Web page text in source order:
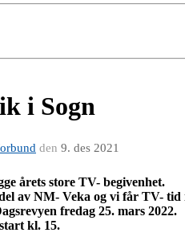
i Sogn
den 9. des 2021
årets store TV- begivenhet.
av NM- Veka og vi får TV- tid
fredag 25. mars 2022.
kl. 15.